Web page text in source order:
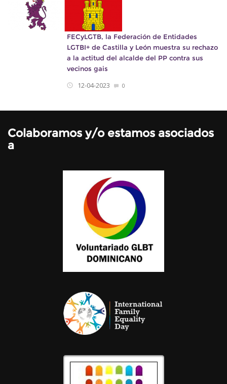
FECyLGTB, la Federación de Entidades
LGTBI+ de Castilla y León muestra su rechazo
a la actitud del alcalde del PP contra sus
vecinos gais
12-04-2023 0
Colaboramos y/o estamos asociados
a